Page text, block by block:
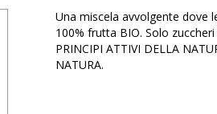
Una miscela avvolgente dove
100% frutta BIO. Solo
PRINCIPI ATTIVI DELLA
NATURA.